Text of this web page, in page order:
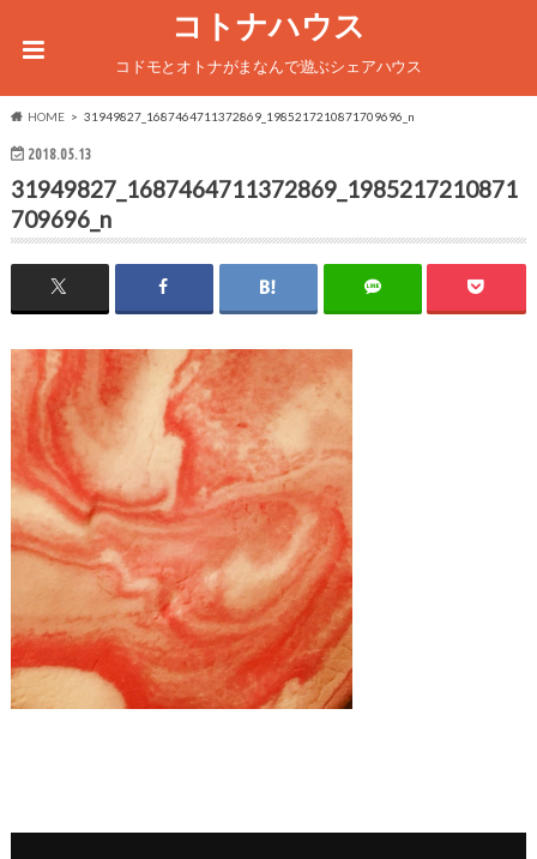
コトナハウス
コドモとオトナがまなんで遊ぶシェアハウス
HOME 31949827_1687464711372869_1985217210871709696_n
2018.05.13
31949827_1687464711372869_1985217210871
709696_n